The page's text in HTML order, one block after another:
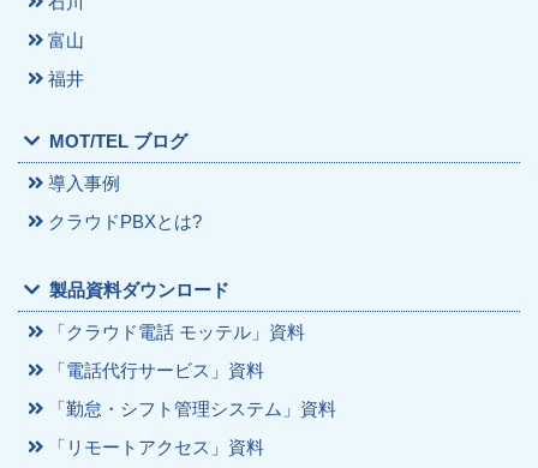
富山
福井
MOT/TEL ブログ
導入事例
クラウドPBXとは?
製品資料ダウンロード
「クラウド電話 モッテル」資料
「電話代行サービス」資料
「勤怠・シフト管理システム」資料
「リモートアクセス」資料